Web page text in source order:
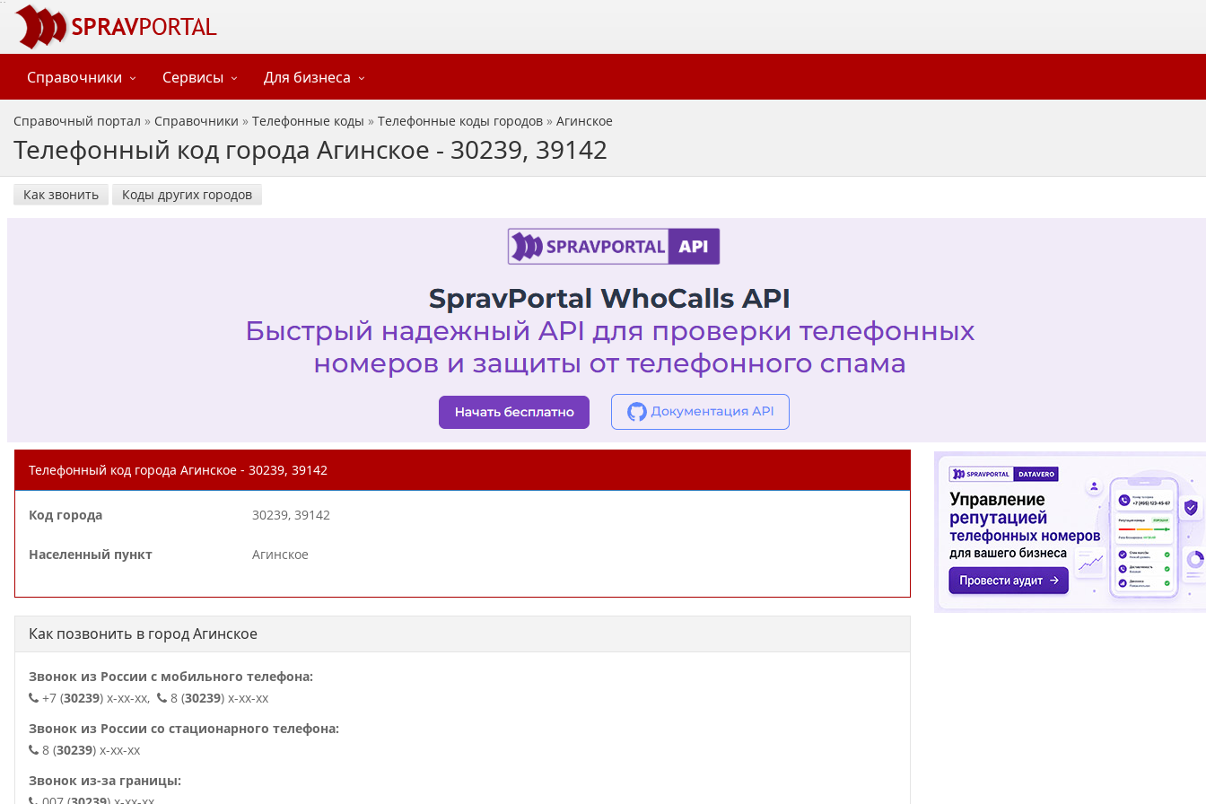
Справочники Сервисы Для бизнеса
Справочный портал » Справочники » Телефонные коды » Телефонные коды городов » Агинское
Телефонный код города Агинское - 30239, 39142
Как звонить Коды других городов
Телефонный код города Агинское - 30239, 39142
Код города 30239, 39142
Населенный пункт Агинское
Как позвонить в город Агинское
Звонок из России с мобильного телефона:
+7 (30239) x-xx-xx, 8 (30239) x-xx-xx
Звонок из России со стационарного телефона:
8 (30239) x-xx-xx
Звонок из-за границы: